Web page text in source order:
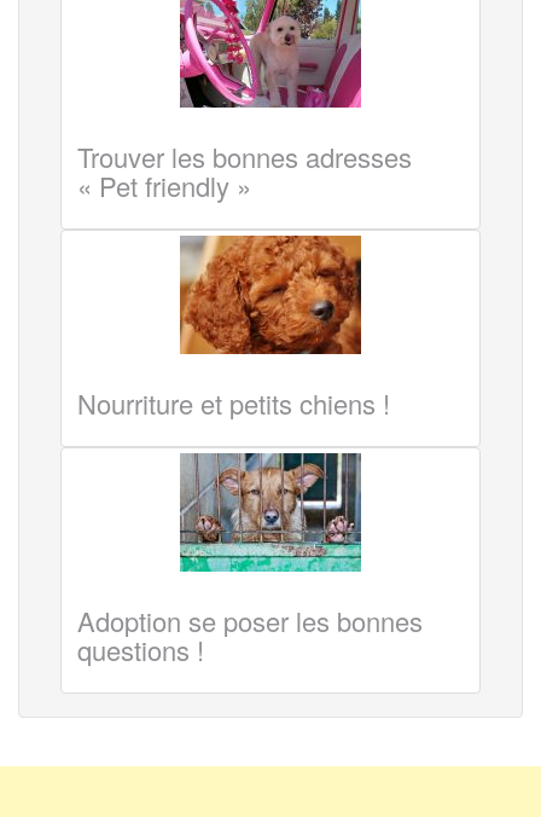
Trouver les bonnes adresses
« Pet friendly »
Nourriture et petits chiens !
Adoption se poser les bonnes
questions !